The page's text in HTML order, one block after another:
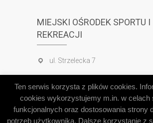
MIEJSKI OŚRODEK SPORTU I
REKREACJI
ul. Strzelecka 7
tel. 503 830 823
Ten serwis korzysta z plików cookies.
cookies wykorzystujemy m.in. w celach
funkcjonalnych oraz dostosowania strony
potrzeb użytkownika. Dalsze korzystanie z